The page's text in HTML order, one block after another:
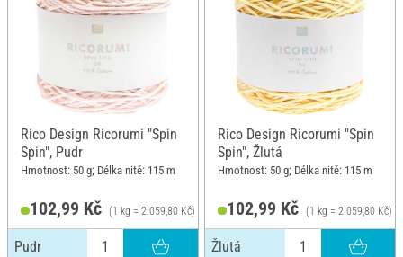
Rico Design Ricorumi "Spin
Spin", Pudr
Hmotnost: 50 g; Délka nitě: 115 m
102,99 Kč (1 kg = 2.059,80 Kč)
Pudr
Rico Design Ricorumi "Spin
Spin", Žlutá
Hmotnost: 50 g; Délka nitě: 115 m
102,99 Kč (1 kg = 2.059,80 Kč)
Žlutá